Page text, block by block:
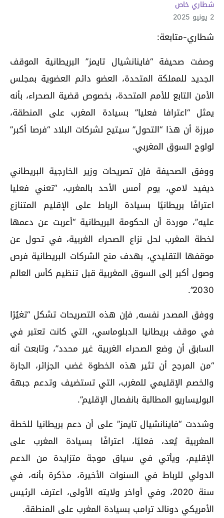
شطاري خاص
2 يونيو 2025
شطاري-متابعة:
وصفت صحيفة “فاينانشيال تايمز” البريطانية الموقف
الجديد للمملكة المتحدة، العضو دائم العضوية بمجلس
الأمن التابع للأمم المتحدة، بخصوص قضية الصحراء، بأنه
يمثل “اعترافا فعليا” بسيادة المغرب على المنطقة،
مبرزة أن هذا “التحول” سيتيح لشركات البلاد “فرصا أكبر”
لولوج السوق المغربي.
ووفق الصحيفة فإن تصريحات وزير الخارجية البريطاني
ديفيد لامي، يوم أمس الأحد بالمغرب، “تعني فعليا
اعترافًا بريطانيًا بسيادة الرباط على الإقليم المتنازع
عليه”، موردة أن الحكومة البريطانية “أعربت عن دعمها
لخطة المغرب لحل نزاع الصحراء الغربية، في تحول عن
موقفها التقليدي، بهدف منح الشركات البريطانية فرص
وصول أكبر إلى السوق المغربية قبل تنظيم كأس العالم
2030”.
ووفق المصدر نفسه, فإن هذه التصريحات تشكل “تغيُرًا
في موقف بريطانيا الدبلوماسي، التي كانت تعتبر في
السابق أن وضع الصحراء الغربية غير محدد”، وتابعت أنه
“من المرجح أن تثير هذه الخطوة غضب الجزائر، الجارة
والخصم الإقليمي للمغرب، التي تستضيف وتدعم جبهة
البوليساريو المطالبة بانفصال الإقليم”.
وشددت “فاينانشيال تايمز” على أن دعم بريطانيا للخطة
المغربية يُعد، فعليًا، اعترافًا بسيادة المغرب على
الإقليم، ويأتي في سياق موجة متزايدة من الدعم
الدولي للرباط في السنوات الأخيرة، مذكرة بأنه، في
سنة 2020، وفي أواخر ولايته الأولى، اعترف الرئيس
الأمريكي دونالد ترامب بسيادة المغرب على المنطقة.